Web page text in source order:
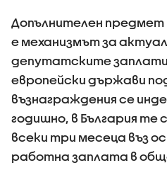
Допълнителен
е механизмът за
депутатските
европейски държави
възнаграждения се
годишно, в България те
всеки три месеца въз
работна заплата в